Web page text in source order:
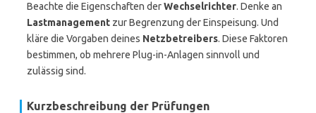
Beachte die Eigenschaften derWechselrichter. Denke an
Lastmanagement zur Begrenzung der Einspeisung. Und
kläre die Vorgaben deines Netzbetreibers. Diese Faktoren
bestimmen, ob mehrere Plug-in-Anlagen sinnvoll und
zulässig sind.
Kurzbeschreibung der Prüfungen